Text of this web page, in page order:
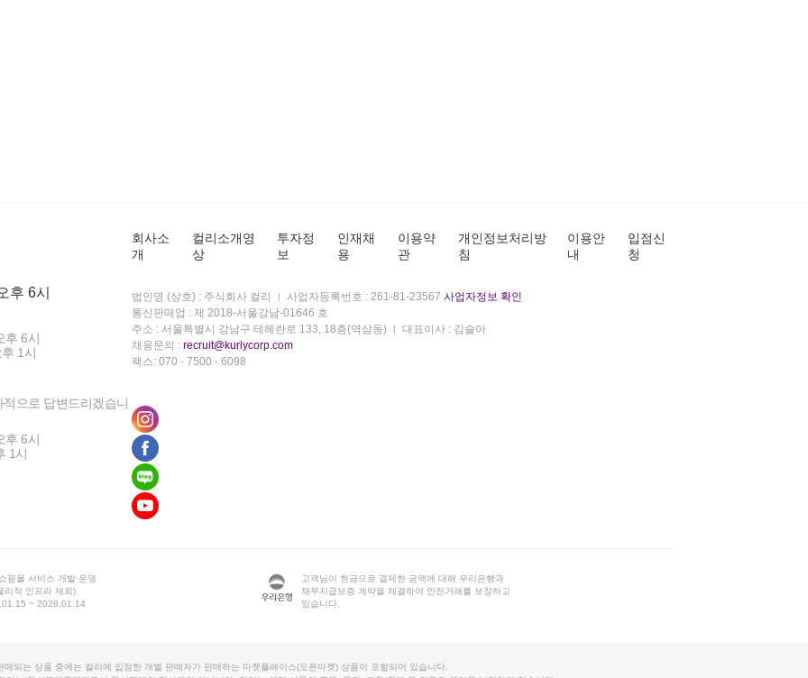
후 6시
후 6시
1시
으로 답변드리겠습니
후 6시
1시
회사소
개
컬리소개영
상
투자정
보
인재채
용
이용약
관
개인정보처리방
침
이용안
내
입점신
청
법인명 (상호) : 주식회사 컬리 사업자등록번호 : 261-81-23567 사업자정보 확인
통신판매업 : 제 2018-서울강남-01646 호
주소 : 서울특별시 강남구 테헤란로 133, 18층(역삼동)
대표이사 : 김슬아
채용문의 : recruit@kurlycorp.com
팩스: 070 - 7500 - 6098
핑몰 서비스 개발·운영
리적 인프라 제외)
~ 2028.01.14
고객님이 현금으로 결제한 금액에 대해 우리은행과
채무지급보증 계약을 체결하여 안전거래를 보장하고
있습니다.
매되는 상품 중에는 컬리에 입점한 개별 판매자가 판매하는 마켓플레이스(오픈마켓) 상품이 포함되어 있습니다.